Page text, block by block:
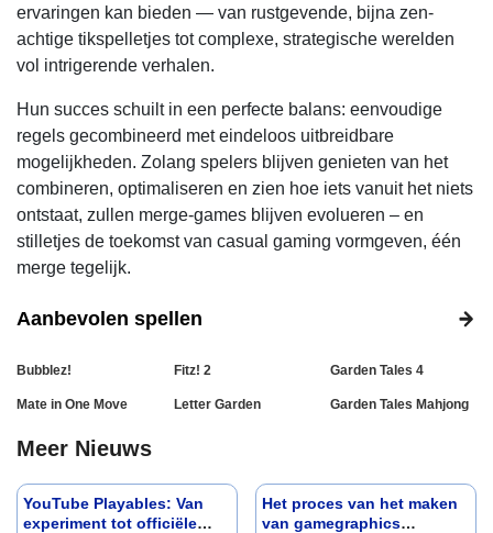
ervaringen kan bieden — van rustgevende, bijna zen-
achtige tikspelletjes tot complexe, strategische werelden
vol intrigerende verhalen.
Hun succes schuilt in een perfecte balans: eenvoudige
regels gecombineerd met eindeloos uitbreidbare
mogelijkheden. Zolang spelers blijven genieten van het
combineren, optimaliseren en zien hoe iets vanuit het niets
ontstaat, zullen merge-games blijven evolueren – en
stilletjes de toekomst van casual gaming vormgeven, één
merge tegelijk.
Aanbevolen spellen
Bubblez! Fitz! 2 Garden Tales 4
Mate in One Move Letter Garden Garden Tales Mahjong
Meer Nieuws
YouTube Playables: Van
experiment tot officiële
Het proces van het maken
van gamegraphics